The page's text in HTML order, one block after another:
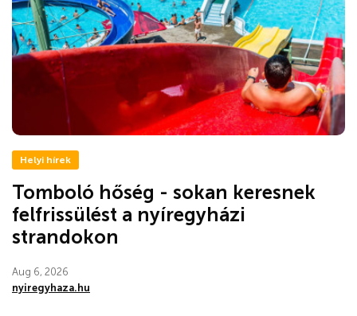
Helyi hírek
Tomboló hőség - sokan keresnek
felfrissülést a nyíregyházi
strandokon
Aug 6, 2026
nyiregyhaza.hu